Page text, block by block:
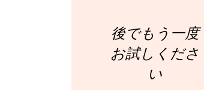
後でもう一度
お試しくださ
い